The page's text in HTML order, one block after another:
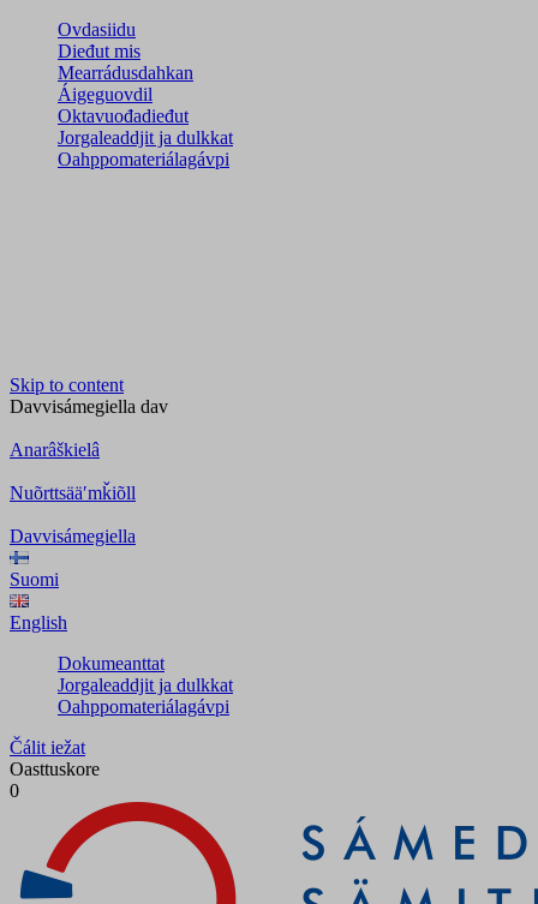
Ovdasiidu
Dieđut mis
Mearrádusdahkan
Áigeguovdil
Oktavuođadieđut
Jorgaleaddjit ja dulkkat
Oahppomateriálagávpi
Skip to content
Davvisámegiella dav
Anarâškielâ
Nuõrttsääʹmǩiõll
Davvisámegiella
Suomi
English
Dokumeanttat
Jorgaleaddjit ja dulkkat
Oahppomateriálagávpi
Čálit iežat
Oasttuskore
0